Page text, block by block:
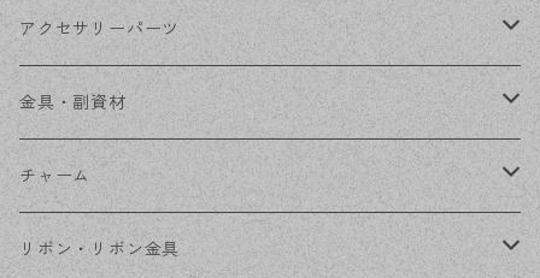
ステンレスチェーン
ステンレス金具
アクセサリーパーツ
デザイン丸カン
フレーム
コネクター
金具・副資材
丸カン
ピン類
チャーム
金属
リボン・リボン金具